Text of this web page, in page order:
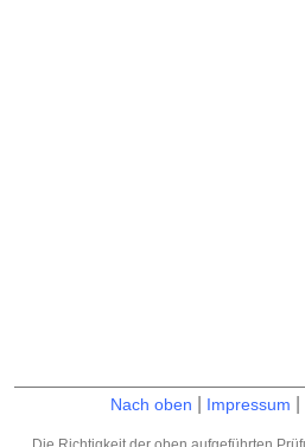
Nach oben Impressum